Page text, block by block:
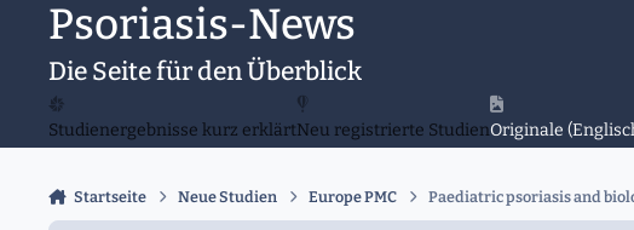
Zu Inhalt springen
Psoriasis-News
Die Seite für den Überblick
Studienergebnisse kurz erklärtNeu registrierte StudienOriginale
Startseite Neue Studien Europe PMC Paediatric psoriasis and